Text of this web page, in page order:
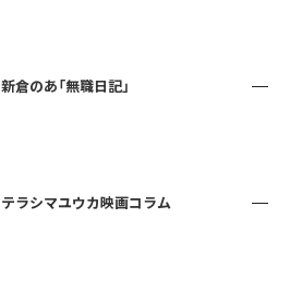
新倉のあ「無職日記」
テラシマユウカ映画コラム